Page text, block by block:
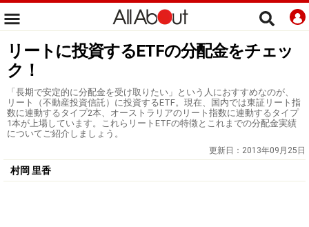
リートに投資するETFの分配金をチェッ
ク！
「長期で安定的に分配金を受け取りたい」という人におすすめなのが、
リート（不動産投資信託）に投資するETF。現在、国内では東証リート指
数に連動するタイプ2本、オーストラリアのリート指数に連動するタイプ
1本が上場しています。これらリートETFの特徴とこれまでの分配金実績
についてご紹介しましょう。
更新日： 2013年09月25日
村岡 里香